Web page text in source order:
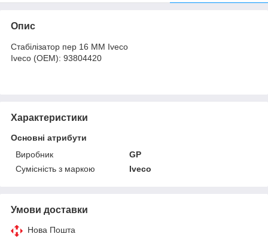
Опис
Стабілізатор пер 16 MM Iveco
Iveco (OEM): 93804420
Характеристики
Основні атрибути
Виробник
GP
Сумісність з маркою
Iveco
Умови доставки
Нова Пошта